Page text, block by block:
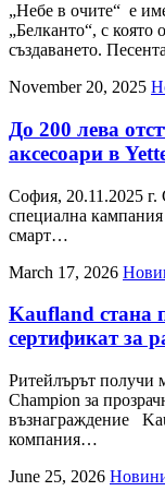
„Небе в очите“ е
„Белканто“, с която
създаването.
November 20, 2025
До 200 лева
аксесоари в
София, 20.11.2025 г.
специална кампания
смарт…
March 17, 2026
Kaufland стана
сертификат за
Ритейлърът получи
Champion за
възнаграждение
компания…
June 25, 2026